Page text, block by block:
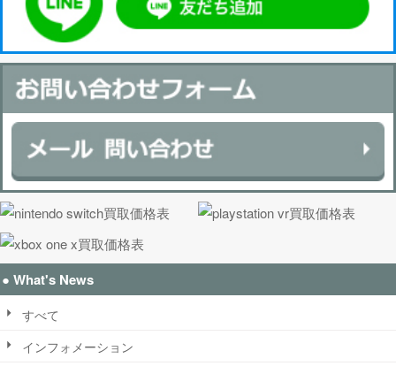
● What's News
すべて
インフォメーション